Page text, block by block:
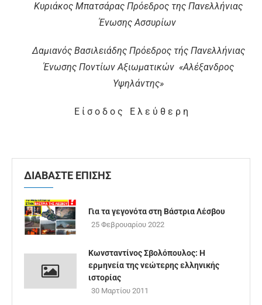
Κυριάκος Μπατσάρας Πρόεδρος της Πανελλήνιας
Ένωσης Ασσυρίων
Δαμιανός Βασιλειάδης Πρόεδρος τής Πανελλήνιας
Ένωσης Ποντίων Αξιωματικών «Αλέξανδρος
Υψηλάντης»
Ε ί σ ο δ ο ς Ε λ ε ύ θ ε ρ η
ΔΙΑΒΑΣΤΕ ΕΠΙΣΗΣ
Για τα γεγονότα στη Βάστρια Λέσβου
25 Φεβρουαρίου 2022
Κωνσταντίνος Σβολόπουλος: Η
ερμηνεία της νεώτερης ελληνικής
ιστορίας
30 Μαρτίου 2011